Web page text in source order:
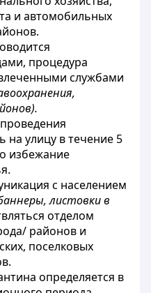
и автомобильных
процедура
службами
на улицу в течение 5
избежание
с населением
листовки в
отделом
районов и
поселковых
определяется в